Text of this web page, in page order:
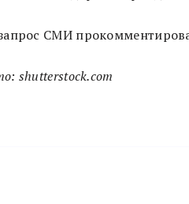
СМИ
shutterstock.com